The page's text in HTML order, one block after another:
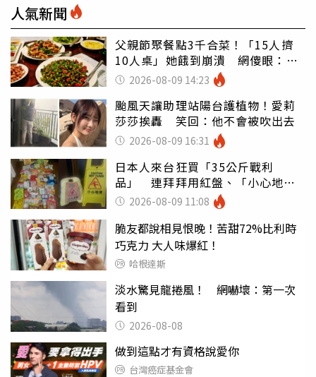
人氣新聞
父親節聚餐點3千合菜！「15人擠
10人桌」她餓到崩潰 網傻眼：讓
店家看笑話
2026-08-09 14:23
颱風天讓助理站陽台護植物！愛莉
莎莎挨轟 笑回：他不會被吹出去
2026-08-09 16:31
日本人來台狂買「35公斤戰利
品」 連拜拜用紅盤、「小心地
滑」告示牌也帶回家
2026-08-09 11:08
脆友都說相見恨晚！苦甜72%比利時
巧克力 大人味爆紅！
哈根達斯
淡水驚見龍捲風！ 網嚇壞：第一次
看到
2026-08-08
做到這點才有資格說愛你
台灣癌症基金會